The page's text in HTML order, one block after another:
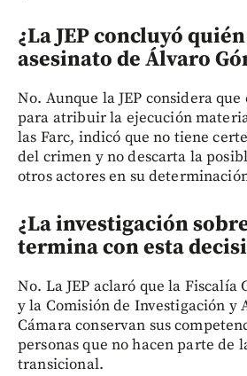
¿La JEP concluyó
asesinato de Álvaro
No. Aunque la JEP considera
para atribuir la ejecución
las Farc, indicó que no tiene
del crimen y no descarta la
otros actores en su
¿La investigación
termina con esta
No. La JEP aclaró que la Fiscalía
y la Comisión de Investigación y
Cámara conservan sus
personas que no hacen parte de
transicional.